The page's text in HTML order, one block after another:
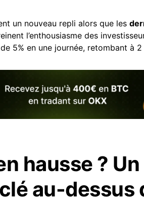
un nouveau repli alors que les
l’enthousiasme des
5% en une journée, retombant à
hausse ? Un
au-dessus